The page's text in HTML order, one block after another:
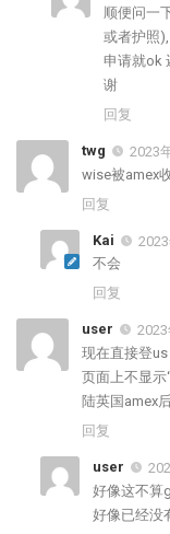
顺便问一
或者护照
申请就ok
谢
回复
twg
2023
wise被amex
回复
Kai
不会
回复
user
现在直接登
页面上不显示
陆英国amex
回复
user
好像这不算
好像已经没